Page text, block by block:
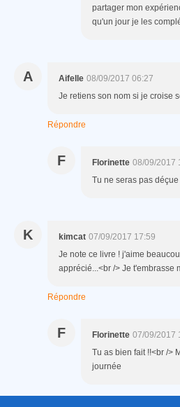
partager mon
qu'un jour je les
A Aifelle 08/09/2017 06:27
Je retiens son nom si je croise
Répondre
F Florinette 08/09/2017
Tu ne seras pas déçue
K kimcat 07/09/2017 17:59
Je note ce livre ! j'aime
apprécié...<br /> Je t'embrasse
Répondre
F Florinette 07/09/2017
Tu as bien fait !!<br />
journée